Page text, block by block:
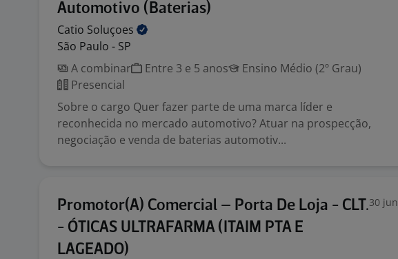
Automotivo (Baterias)
Catio Soluçoes
São Paulo - SP
A combinar
Entre 3 e 5 anos
Ensino Médio (2º Grau)
Presencial
Sobre o cargo Quer fazer parte de uma marca líder e
reconhecida no mercado automotivo? Atuar na prospecção,
negociação e venda de baterias automotiv...
Promotor(A) Comercial – Porta De Loja - CLT.
- ÓTICAS ULTRAFARMA (ITAIM PTA E
LAGEADO)
30 jun